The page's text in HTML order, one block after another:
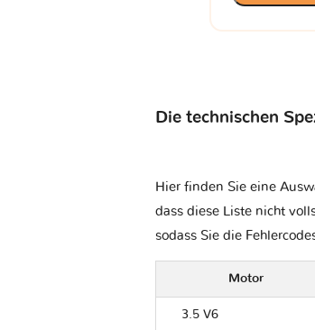
Die technischen
Hier finden Sie eine
dass diese Liste nicht
sodass Sie die
Motor
3.5 V6